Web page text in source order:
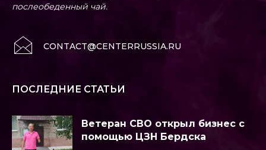
послеобеденный чай.
CONTACT@CENTERRUSSIA.RU
ПОСЛЕДНИЕ СТАТЬИ
Ветеран СВО открыл бизнес с
помощью ЦЗН Бердска